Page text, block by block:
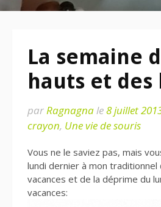
La semaine
hauts et des
parRagnagnale8 juillet
crayon, Une vie de souris
Vous ne le saviez pas, mais
lundi dernier à mon
vacances et de la déprime du
vacances: